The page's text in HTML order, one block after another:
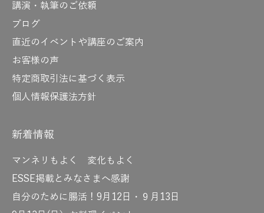
講演・執筆のご依頼
ブログ
直近のイベントや講座のご案内
お客様の声
特定商取引法に基づく表示
個人情報保護法方針
新着情報
マンネリもよく 変化もよく
ESSE掲載とみなさまへ感謝
自分のために腸活！9月12日・９月13日